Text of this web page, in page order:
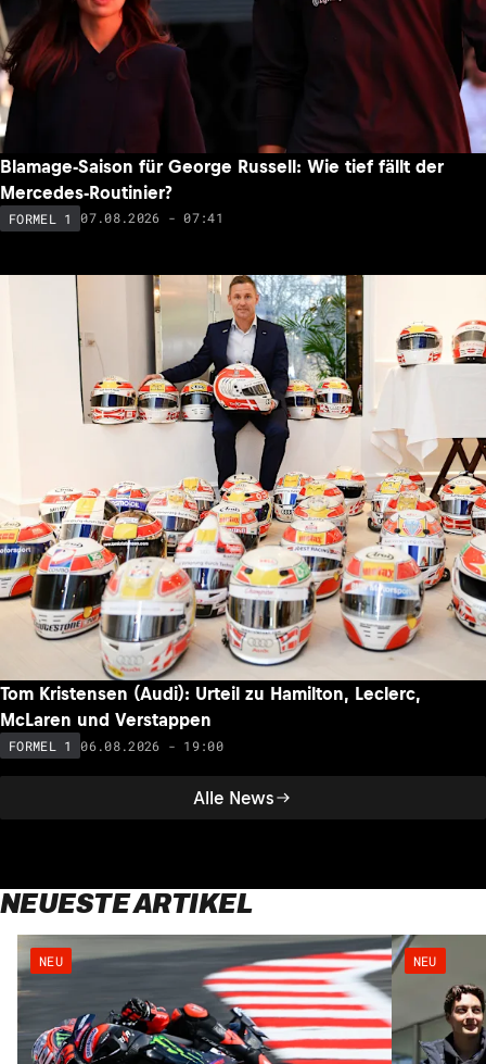
Alle News
Blamage-Saison für George Russell: Wie tief fällt der
Mercedes-Routinier?
FORMEL 1 07.08.2026 - 07:41
Tom Kristensen (Audi): Urteil zu Hamilton, Leclerc,
McLaren und Verstappen
FORMEL 1 06.08.2026 - 19:00
NEUESTE ARTIKEL
NEU NEU